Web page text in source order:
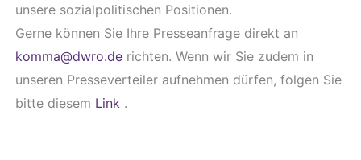
unsere sozialpolitischen Positionen.
Gerne können Sie Ihre Presseanfrage direkt an
komma@dwro.derichten. Wenn wir Sie zudem in
unseren Presseverteiler aufnehmen dürfen, folgen Sie
bitte diesem Link .